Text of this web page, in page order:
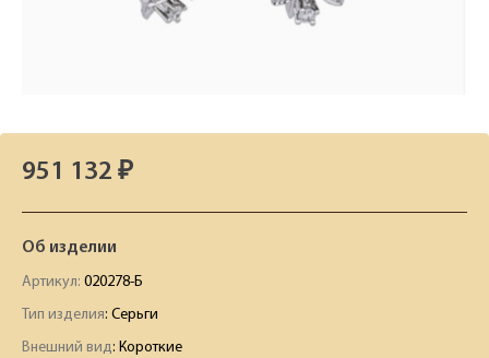
951 132 ₽
Об изделии
Артикул: 020278-Б
Тип изделия: Серьги
Внешний вид: Короткие